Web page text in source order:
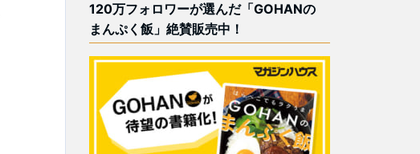
120万フォロワーが選んだ「GOHANの
まんぷく飯」絶賛販売中！